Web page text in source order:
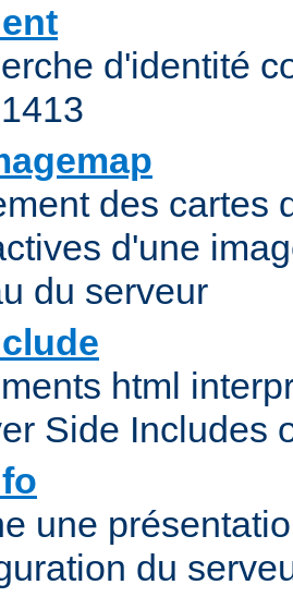
d'identité
des cartes
d'une
du serveur
html
Side Includes
une
du